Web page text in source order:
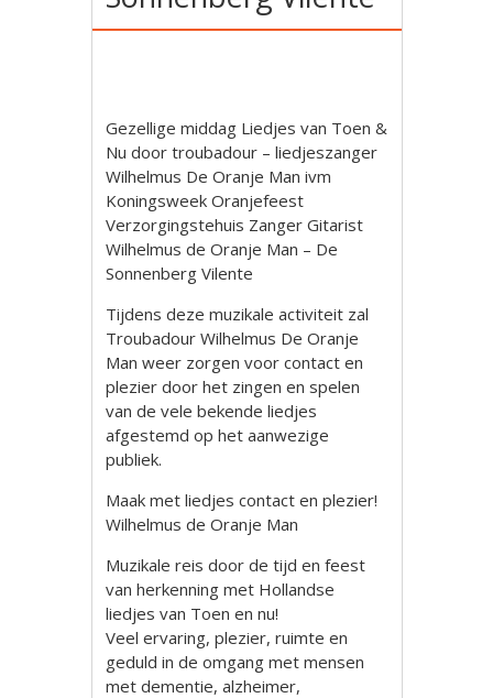
Gezellige middag Liedjes van Toen &
Nu door troubadour – liedjeszanger
Wilhelmus De Oranje Man ivm
Koningsweek Oranjefeest
Verzorgingstehuis Zanger Gitarist
Wilhelmus de Oranje Man – De
Sonnenberg Vilente
Tijdens deze muzikale activiteit zal
Troubadour Wilhelmus De Oranje
Man weer zorgen voor contact en
plezier door het zingen en spelen
van de vele bekende liedjes
afgestemd op het aanwezige
publiek.
Maak met liedjes contact en plezier!
Wilhelmus de Oranje Man
Muzikale reis door de tijd en feest
van herkenning met Hollandse
liedjes van Toen en nu!
Veel ervaring, plezier, ruimte en
geduld in de omgang met mensen
met dementie, alzheimer,